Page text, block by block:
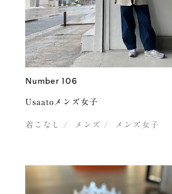
Number 106
Usaatoメンズ女子
着こなし メンズ メンズ女子